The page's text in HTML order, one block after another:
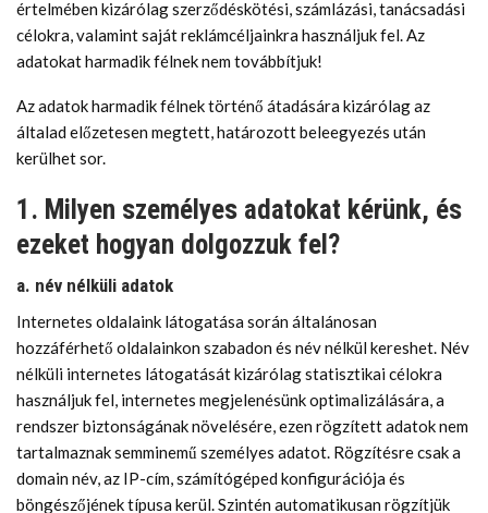
értelmében kizárólag szerződéskötési, számlázási, tanácsadási
célokra, valamint saját reklámcéljainkra használjuk fel. Az
adatokat harmadik félnek nem továbbítjuk!
Az adatok harmadik félnek történő átadására kizárólag az
általad előzetesen megtett, határozott beleegyezés után
kerülhet sor.
1. Milyen személyes adatokat kérünk, és
ezeket hogyan dolgozzuk fel?
a. név nélküli adatok
Internetes oldalaink látogatása során általánosan
hozzáférhető oldalainkon szabadon és név nélkül kereshet. Név
nélküli internetes látogatását kizárólag statisztikai célokra
használjuk fel, internetes megjelenésünk optimalizálására, a
rendszer biztonságának növelésére, ezen rögzített adatok nem
tartalmaznak semminemű személyes adatot. Rögzítésre csak a
domain név, az IP-cím, számítógéped konfigurációja és
böngészőjének típusa kerül. Szintén automatikusan rögzítjük